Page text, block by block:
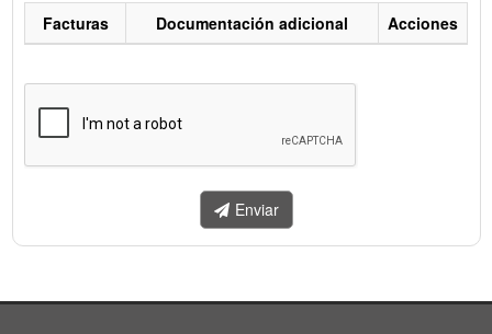
enviar.
Facturas Documentación adicional Acciones
Enviar